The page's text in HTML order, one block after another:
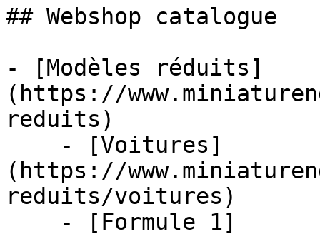
## Webshop catalogue
- [Modèles réduits]
(https://
reduits)
(https://
reduits/voitures)